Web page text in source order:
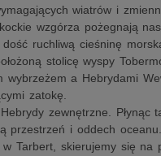
wiatrów i
wzgórza pożegnają
dość ruchliwą cieśninę
stolicę wyspy
wybrzeżem a Hebrydami
zatokę.
zewnętrzne. Płynąc
przestrzeń i oddech oceanu.
Tarbert, skierujemy się na